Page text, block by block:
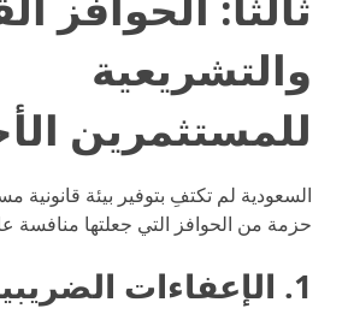
والتشريعية
للمستثمرين
السعودية لم تكتفِ بتوفير بيئة قانونية
حزمة من الحوافز التي جعلتها منافسة
1. الإعفاءات